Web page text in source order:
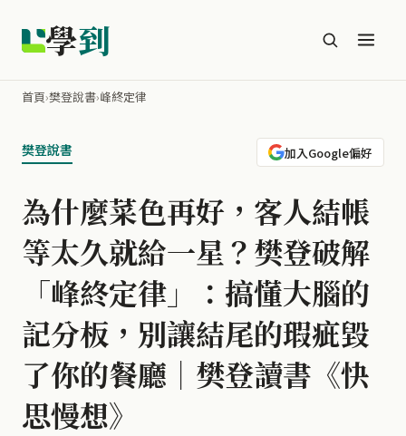
學到
首頁›樊登說書›峰終定律
樊登說書 加入Google偏好
為什麼菜色再好，客人結帳
等太久就給一星？樊登破解
「峰終定律」：搞懂大腦的
記分板，別讓結尾的瑕疵毀
了你的餐廳｜樊登讀書《快
思慢想》